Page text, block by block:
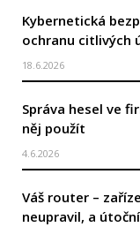
Kybernetická
ochranu citlivých
18.6.2026
Správa hesel ve
něj použít
4.6.2026
Váš router –
neupravil, a